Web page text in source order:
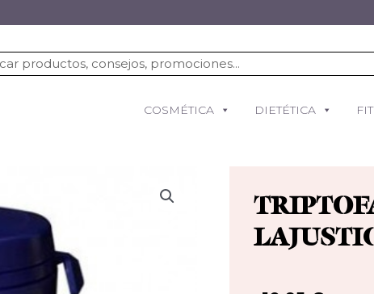
COSMÉTICA DIETÉTICA